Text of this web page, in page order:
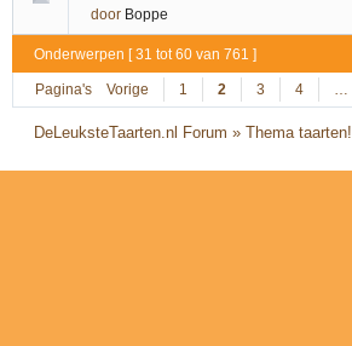
door Boppe
Onderwerpen [ 31 tot 60 van 761 ]
Pagina's Vorige 1 2 3 4 …
DeLeuksteTaarten.nl Forum »Thema taarten!